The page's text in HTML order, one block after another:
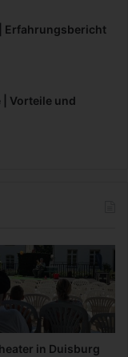
Erfahrungsbericht
| Vorteile und
in Duisburg